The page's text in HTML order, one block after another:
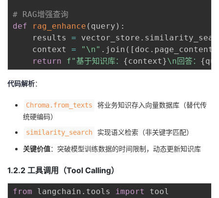
# RAG增强查询
def
rag_enhance ( query ) :
    results
= vector_store .
    context
= "\n" . join ( [ doc . page_content
return
f"基于知识库： {context}\n回答： {
代码解析：
Chroma.from_texts
将业务知识存入向量数据库（替代传
统硬编码）
similarity_search
实现语义检索（非关键字匹配）
关键价值：突破模型训练数据的时间限制，动态更新知识库
1.2.2 工具调用（Tool Calling）
from langchain . tools import tool